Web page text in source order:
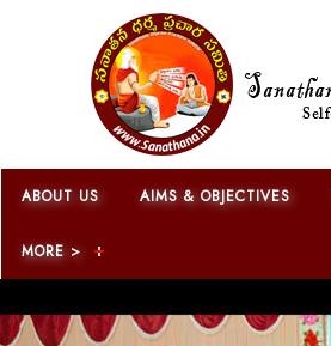
ABOUT US AIMS & OBJECTIVES
MORE >